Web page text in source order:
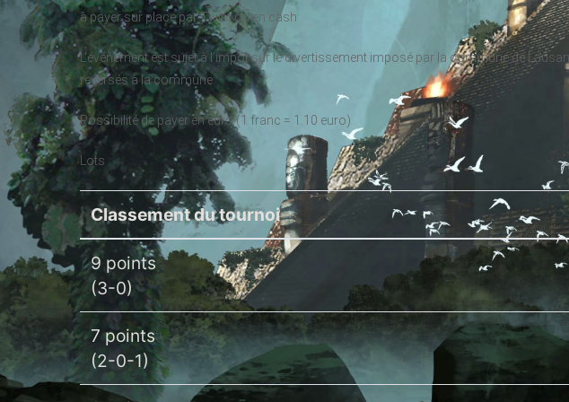
à payer sur place par Twint ou en cash
L’événement est sujet à l’impôt sur le divertissement imposé par la commune de
reversés à la commune.
Possibilité de payer en euro (1 franc = 1.10 euro)
Lots :
Classement du tournoi
9 points
(3-0)
7 points
(2-0-1)